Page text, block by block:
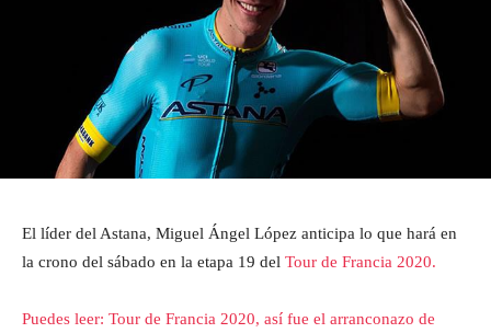
El líder del Astana, Miguel Ángel López anticipa lo que hará en
la crono del sábado en la etapa 19 del Tour de Francia 2020.
Puedes leer: Tour de Francia 2020, así fue el arranconazo de